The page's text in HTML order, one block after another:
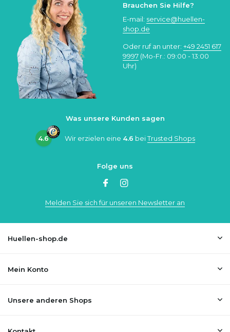
Brauchen Sie Hilfe?
E-mail: service@huellen-
shop.de
Oder ruf an unter: +49 2451 617
9997 (Mo-Fr.: 09:00 - 13:00
Uhr)
Was unsere Kunden sagen
4.6 Wir erzielen eine 4.6 beiTrusted Shops
Folge uns
Melden Sie sich für unseren Newsletter an
Huellen-shop.de
Mein Konto
Unsere anderen Shops